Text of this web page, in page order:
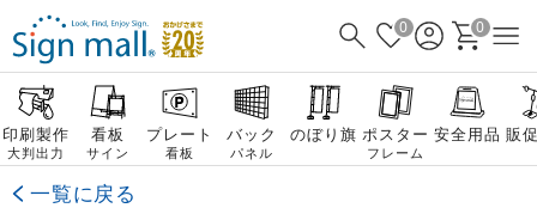
0 0
印刷製作
大判出力
看板
サイン
プレート
看板
バック
パネル
のぼり旗 ポスター
フレーム
安全用品 販
一覧に戻る